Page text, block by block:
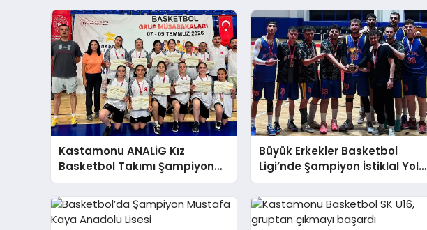
Kastamonu ANALİG Kız
Basketbol Takımı Şampiyon
Oldu!
Büyük Erkekler Basketbol
Ligi’nde Şampiyon İstiklal Yolu
SK oldu